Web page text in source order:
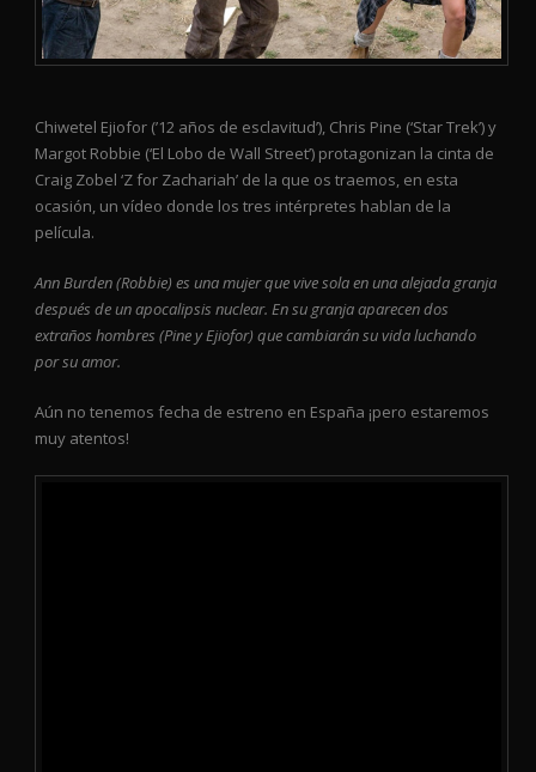
Chiwetel Ejiofor (’12 años de esclavitud’), Chris Pine (‘Star Trek’) y
Margot Robbie (‘El Lobo de Wall Street’) protagonizan la cinta de
Craig Zobel ‘Z for Zachariah’ de la que os traemos, en esta
ocasión, un vídeo donde los tres intérpretes hablan de la
película.
Ann Burden (Robbie) es una mujer que vive sola en una alejada granja
después de un apocalipsis nuclear. En su granja aparecen dos
extraños hombres (Pine y Ejiofor) que cambiarán su vida luchando
por su amor.
Aún no tenemos fecha de estreno en España ¡pero estaremos
muy atentos!